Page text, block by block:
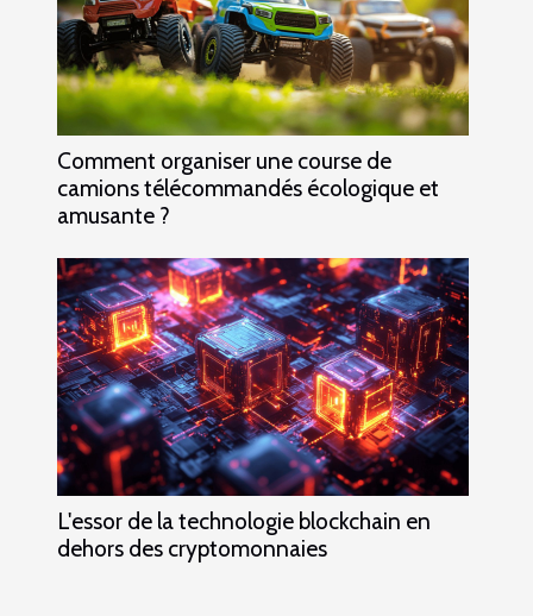
Comment organiser une course de
camions télécommandés écologique et
amusante ?
L'essor de la technologie blockchain en
dehors des cryptomonnaies